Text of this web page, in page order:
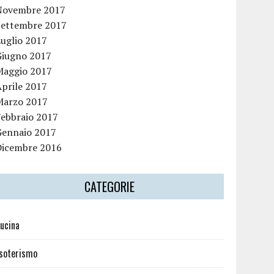
2017
2017
2017
2017
2017
2017
2017
2017
2017
2016
CATEGORIE